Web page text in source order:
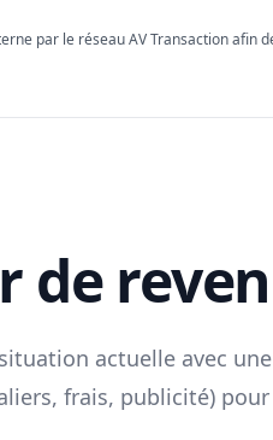
par le réseau AV Transaction afin
de
actuelle avec
frais, publicité)